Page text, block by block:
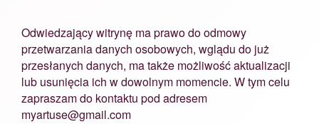
Odwiedzający witrynę ma prawo do odmowy
przetwarzania danych osobowych, wglądu do już
przesłanych danych, ma także możliwość aktualizacji
lub usunięcia ich w dowolnym momencie. W tym celu
zapraszam do kontaktu pod adresem
myartuse@gmail.com